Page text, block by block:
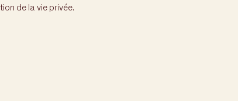
de la vie privée.